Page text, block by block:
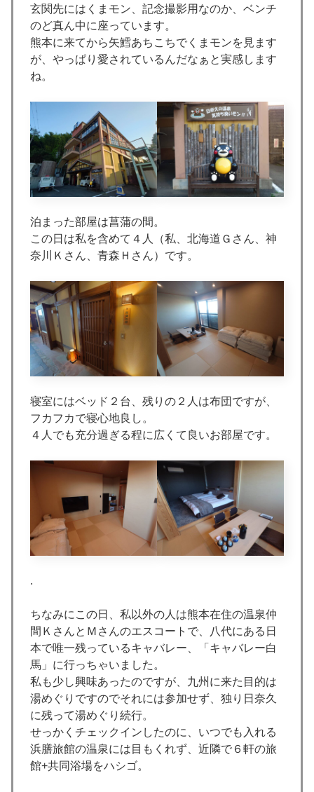
玄関先にはくまモン、記念撮影用なのか、ベンチ
のど真ん中に座っています。
熊本に来てから矢鱈あちこちでくまモンを見ます
が、やっぱり愛されているんだなぁと実感します
ね。
泊まった部屋は菖蒲の間。
この日は私を含めて４人（私、北海道Ｇさん、神
奈川Ｋさん、青森Ｈさん）です。
寝室にはベッド２台、残りの２人は布団ですが、
フカフカで寝心地良し。
４人でも充分過ぎる程に広くて良いお部屋です。
.
ちなみにこの日、私以外の人は熊本在住の温泉仲
間ＫさんとＭさんのエスコートで、八代にある日
本で唯一残っているキャバレー、「キャバレー白
馬」に行っちゃいました。
私も少し興味あったのですが、九州に来た目的は
湯めぐりですのでそれには参加せず、独り日奈久
に残って湯めぐり続行。
せっかくチェックインしたのに、いつでも入れる
浜膳旅館の温泉には目もくれず、近隣で６軒の旅
館+共同浴場をハシゴ。